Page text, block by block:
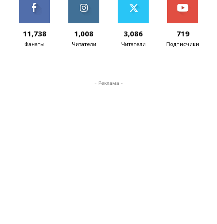
11,738
Фанаты
1,008
Читатели
3,086
Читатели
719
Подписчики
- Реклама -